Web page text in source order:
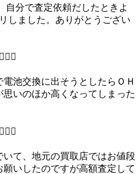
自分で査定依頼だしたときよ
しました。ありがとうござい
池交換に出そうとしたらＯＨ
いのほか高くなってしまった
て、地元の買取店ではお値段
いしたのですが高額査定して